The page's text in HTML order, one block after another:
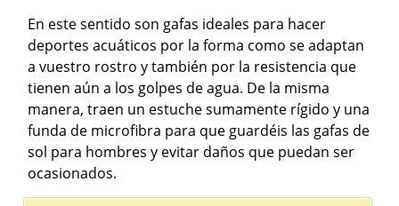
En este sentido son gafas ideales para hacer
deportes acuáticos por la forma como se adaptan
a vuestro rostro y también por la resistencia que
tienen aún a los golpes de agua. De la misma
manera, traen un estuche sumamente rígido y una
funda de microfibra para que guardéis las gafas de
sol para hombres y evitar daños que puedan ser
ocasionados.